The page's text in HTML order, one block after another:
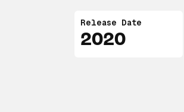
Release Date
2020